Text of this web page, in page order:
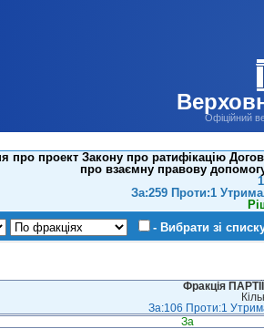
Офіційний
про проект Закону про ратифікацію
про взаємну правову
За:259 Проти:1
- Вибрати зі
Фракція
За:106 Проти:1
За